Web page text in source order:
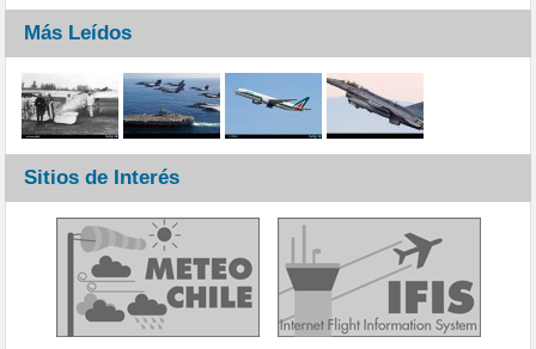
Más Leídos
Sitios de Interés